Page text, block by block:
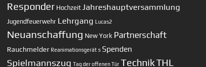
Responder Hochzeit Jahreshauptversammlung
Jugendfeuerwehr Lehrgang Lucas2
Neuanschaffung New York Partnerschaft
Rauchmelder Reanimationsgerät s Spenden
Spielmannszug Tag der offenen Tür TechnikTHL